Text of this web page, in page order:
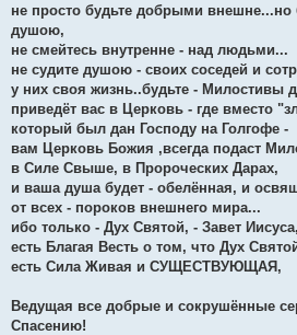
не просто будьте добрыми
душою,
не смейтесь внутренне - над людьми...
не судите душою - своих соседей и
у них своя жизнь..будьте - Милостивы
приведёт вас в Церковь - где вместо
который был дан Господу на Голгофе -
вам Церковь Божия ,всегда подаст
в Силе Свыше, в Пророческих Дарах,
и ваша душа будет - обелённая, и
от всех - пороков внешнего мира...
ибо только - Дух Святой, - Завет Иисуса,
есть Благая Весть о том, что Дух
есть Сила Живая и СУЩЕСТВУЮЩАЯ,
Ведущая все добрые и сокрушённые
Спасению!